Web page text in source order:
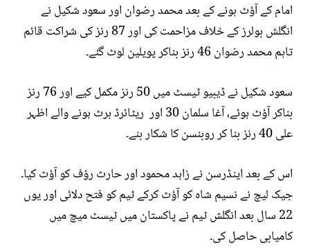
امام کے آؤٹ ہونے کے بعد محمد رضوان اور سعود شکیل نے
انگلش بولرز کے خلاف مزاحمت کی اور 87 رنز کی شراکت قائم
تاہم محمد رضوان 46 رنز بناکر پویلین لوٹ گئے۔
سعود شکیل نے ڈیبیو ٹیسٹ میں 50 رنز مکمل کیے اور 76 رنز
بناکر آؤٹ ہوئے، آغا سلمان 30 اور ریٹائرڈ ہرٹ ہونے والے اظہر
علی 40 رنز بنا کر روبنسن کا شکار بنے۔
اس کے بعد اینڈرسن نے زاہد محمود اور حارث رؤف کو آؤٹ کیا۔
جیک لیچ نے نسیم شاہ کو آؤٹ کرکے ٹیم کو فتح دلائی اور یوں
22 سال بعد انگلش ٹیم نے پاکستان میں ٹیسٹ میچ میں
کامیابی حاصل کی۔